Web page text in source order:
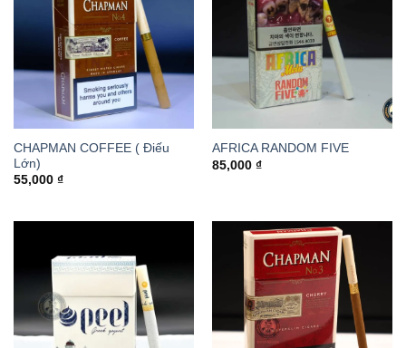
CHAPMAN COFFEE ( Điếu
Lớn)
55,000 ₫
AFRICA RANDOM FIVE
85,000 ₫